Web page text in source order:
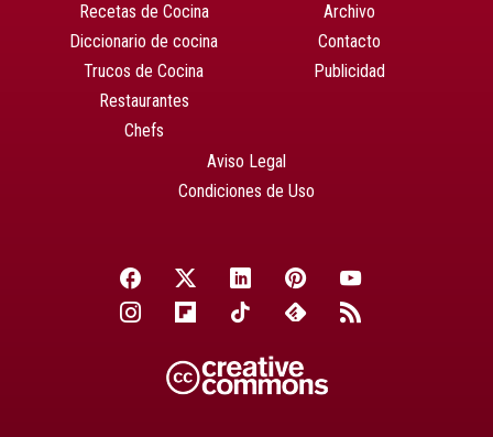
Recetas de Cocina
Diccionario de cocina
Trucos de Cocina
Restaurantes
Chefs
Archivo
Contacto
Publicidad
Aviso Legal
Condiciones de Uso